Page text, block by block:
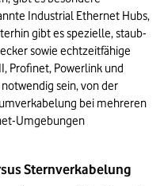
Industrial Ethernet Hubs,
gibt es spezielle, staub-
sowie echtzeitfähige
Profinet, Powerlink und
sein, von der
bei mehreren
Umgebungen
Sternverkabelung